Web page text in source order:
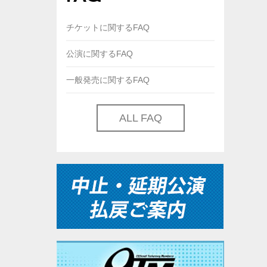
チケットに関するFAQ
公演に関するFAQ
一般発売に関するFAQ
ALL FAQ